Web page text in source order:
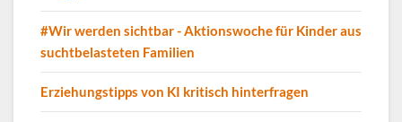
#Wir werden sichtbar - Aktionswoche für Kinder aus
suchtbelasteten Familien
Erziehungstipps von KI kritisch hinterfragen